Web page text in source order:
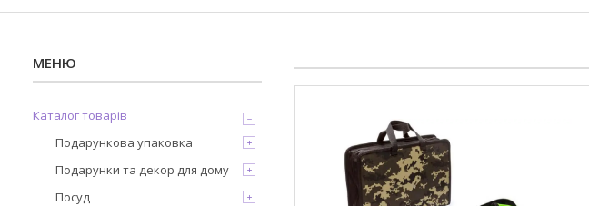
Каталог товарів
Подарункова упаковка
Подарунки та декор для дому
Посуд